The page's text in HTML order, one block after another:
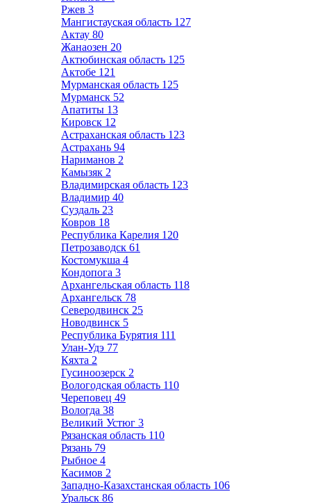
Ржев 3
Мангистауская область 127
Актау 80
Жанаозен 20
Актюбинская область 125
Актобе 121
Мурманская область 125
Мурманск 52
Апатиты 13
Кировск 12
Астраханская область 123
Астрахань 94
Нариманов 2
Камызяк 2
Владимирская область 123
Владимир 40
Суздаль 23
Ковров 18
Республика Карелия 120
Петрозаводск 61
Костомукша 4
Кондопога 3
Архангельская область 118
Архангельск 78
Северодвинск 25
Новодвинск 5
Республика Бурятия 111
Улан-Удэ 77
Кяхта 2
Гусиноозерск 2
Вологодская область 110
Череповец 49
Вологда 38
Великий Устюг 3
Рязанская область 110
Рязань 79
Рыбное 4
Касимов 2
Западно-Казахстанская область 106
Уральск 86